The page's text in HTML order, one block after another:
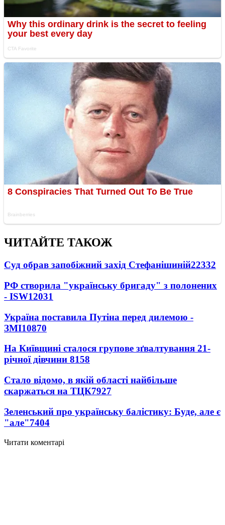
ЧИТАЙТЕ ТАКОЖ
Суд обрав запобіжний захід Стефанішиній22332
РФ створила "українську бригаду" з полонених
- ISW12031
Україна поставила Путіна перед дилемою -
ЗМІ10870
На Київщині сталося групове зґвалтування 21-
річної дівчини 8158
Стало відомо, в якій області найбільше
скаржаться на ТЦК7927
Зеленський про українську балістику: Буде, але є
"але"7404
Читати коментарі